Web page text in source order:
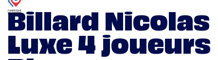
Billard Nicolas
Luxe 4 joueurs